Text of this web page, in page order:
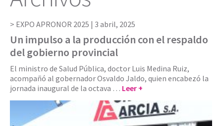
EXPO APRONOR 2025 | 3 abril, 2025
Un impulso a la producción con el respaldo
del gobierno provincial
El ministro de Salud Pública, doctor Luis Medina Ruiz,
acompañó al gobernador Osvaldo Jaldo, quien encabezó la
jornada inaugural de la octava … Leer +